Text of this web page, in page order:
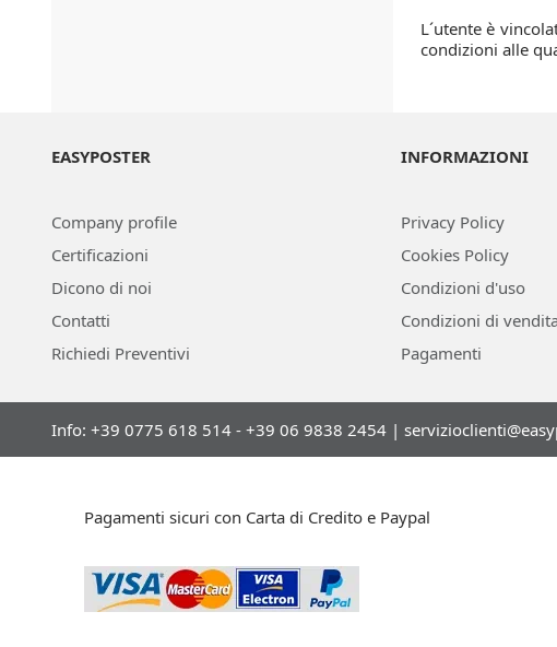
L´utente è
condizioni alle
EASYPOSTER
Company profile
Certificazioni
Dicono di noi
Contatti
Richiedi Preventivi
INFORMAZIONI
Privacy Policy
Cookies Policy
Condizioni d'uso
Condizioni di
Pagamenti
Info: +39 0775 618 514 - +39 06 9838 2454 |
Pagamenti sicuri con Carta di Credito e Paypal